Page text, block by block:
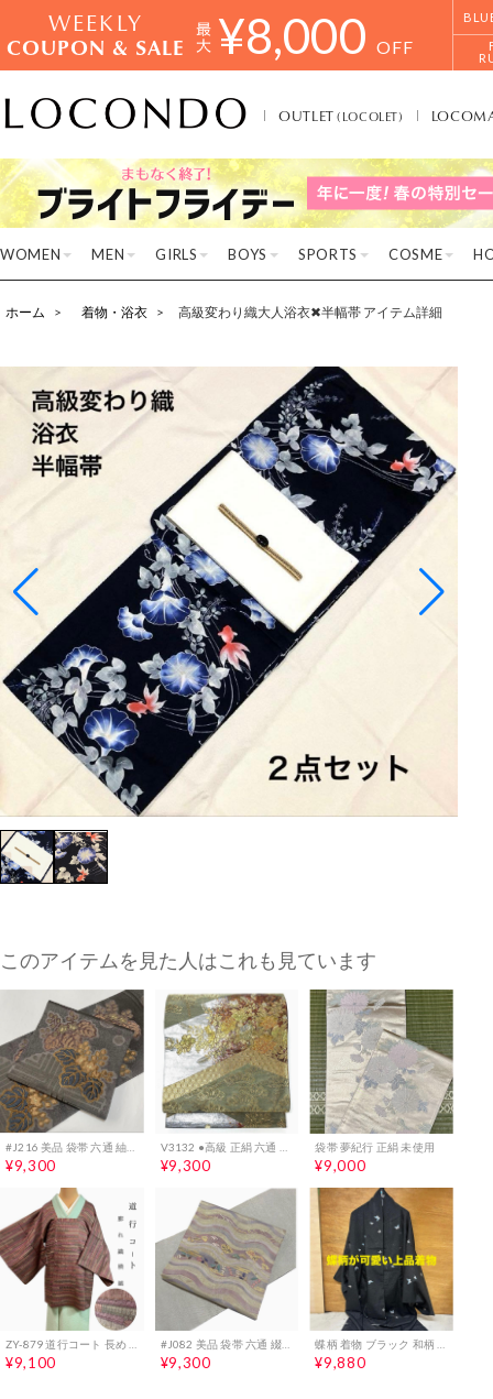
WEEKLY
COUPON & SALE ¥8,000 OFF
OUTLET(LOCOLET)
WOMEN MEN GIRLS BOYS SPORTS COSME
ホーム 着物・浴衣 高級変わり織大人浴衣✖︎半幅帯 アイテム詳細
このアイテムを見た人はこれも見ています
¥9,300 ¥9,300
袋帯 夢紀行 正絹 未使用
¥9,000
ZY-879 道行コート 長め 膨れ織 横縞 美品 上質 正絹 お洒落
¥9,100
#J082 美品 袋帯 六通 綴織 蘇州刺繍 金糸 宝尽し 正絹 和装 和服
¥9,300
蝶柄 着物 ブラック 和柄 レトロ 和装 羽織（ア-78H）
¥9,880